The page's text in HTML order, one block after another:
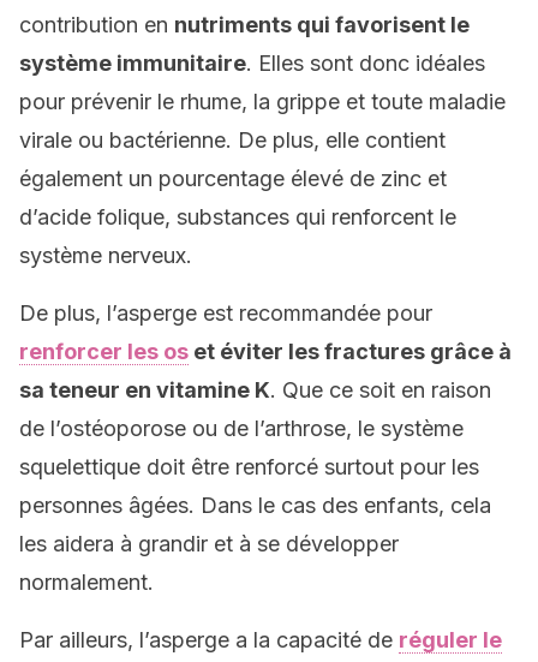
contribution en nutriments qui favorisent le
système immunitaire. Elles sont donc idéales
pour prévenir le rhume, la grippe et toute maladie
virale ou bactérienne. De plus, elle contient
également un pourcentage élevé de zinc et
d’acide folique, substances qui renforcent le
système nerveux.
De plus, l’asperge est recommandée pour
renforcer les os et éviter les fractures grâce à
sa teneur en vitamine K. Que ce soit en raison
de l’ostéoporose ou de l’arthrose, le système
squelettique doit être renforcé surtout pour les
personnes âgées. Dans le cas des enfants, cela
les aidera à grandir et à se développer
normalement.
Par ailleurs, l’asperge a la capacité de réguler le